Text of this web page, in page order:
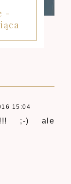
-
15:04
;-) ale